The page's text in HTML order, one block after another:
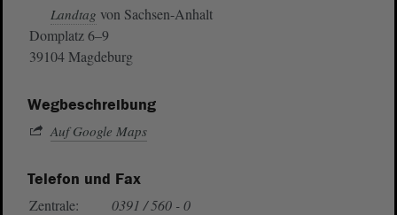
Landtag von Sachsen-Anhalt
Domplatz 6–9
39104 Magdeburg
Wegbeschreibung
Auf Google Maps
Telefon und Fax
Zentrale:
0391 / 560 - 0